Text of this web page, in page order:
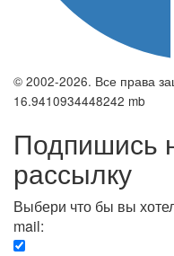
© 2002-2026. Все права
16.9410934448242 mb
Подпишись
рассылку
Выбери что бы вы
mail: